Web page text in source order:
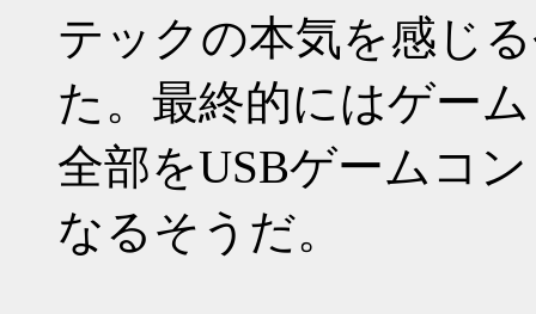
テックの本気を感じ
た。最終的にはゲーム
全部をUSBゲームコ
なるそうだ。